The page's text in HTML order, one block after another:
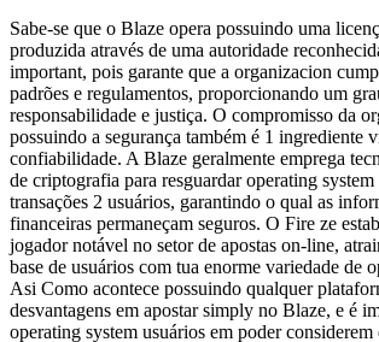
Sabe-se que o Blaze opera possuindo uma
produzida através de uma autoridade
important, pois garante que a organizacion
padrões e regulamentos, proporcionando um
responsabilidade e justiça. O compromisso da
possuindo a segurança também é 1 ingrediente
confiabilidade. A Blaze geralmente emprega
de criptografia para resguardar operating
transações 2 usuários, garantindo o qual as
financeiras permaneçam seguros. O Fire ze
jogador notável no setor de apostas on-line,
base de usuários com tua enorme variedade de
Asi Como acontece possuindo qualquer
desvantagens em apostar simply no Blaze, e é
operating system usuários em poder considerem